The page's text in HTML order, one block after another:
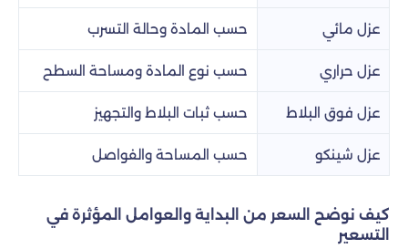
عزل مائي حسب المادة وحالة التسرب
عزل حراري حسب نوع المادة ومساحة السطح
عزل فوق البلاط حسب ثبات البلاط والتجهيز
عزل شينكو حسب المساحة والفواصل
كيف نوضح السعر من البداية والعوامل المؤثرة في
التسعير